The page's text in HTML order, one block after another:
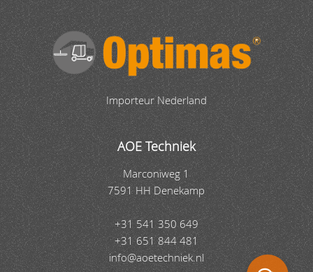
Importeur Nederland
AOE Techniek
Marconiweg 1
7591 HH Denekamp
+31 541 350 649
+31 651 844 481
info@aoetechniek.nl